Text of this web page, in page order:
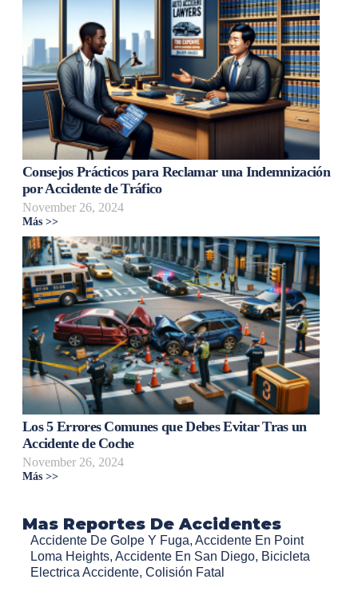
Consejos Prácticos para Reclamar una Indemnización
por Accidente de Tráfico
November 26, 2024
Más >>
Los 5 Errores Comunes que Debes Evitar Tras un
Accidente de Coche
November 26, 2024
Más >>
Mas Reportes De Accidentes
Accidente De Golpe Y Fuga, Accidente En Point
Loma Heights, Accidente En San Diego, Bicicleta
Electrica Accidente, Colisión Fatal